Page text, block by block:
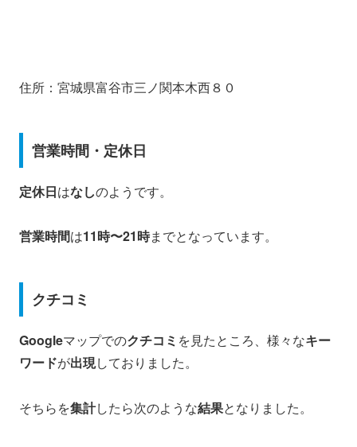
住所：宮城県富谷市三ノ関本木西８０
営業時間・定休日
定休日はなしのようです。
営業時間は11時〜21時までとなっています。
クチコミ
Googleマップでのクチコミ を見たところ、様々なキー
ワードが出現しておりました。
そちらを集計したら次のような結果となりました。